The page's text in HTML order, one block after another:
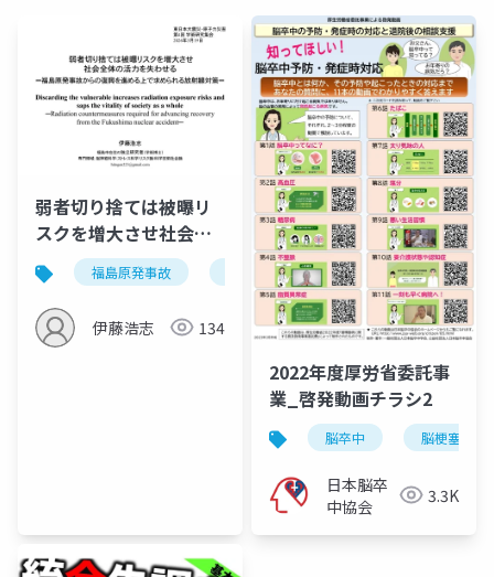
弱者切り捨ては被曝リ
スクを増大させ社会全
体の活力を失わせる
福島原発事故 不安 alps処理水海
伊藤浩志 134
2022年度厚労省委託事
業_啓発動画チラシ2
脳卒中 脳梗塞
日本脳卒
中協会
3.3K